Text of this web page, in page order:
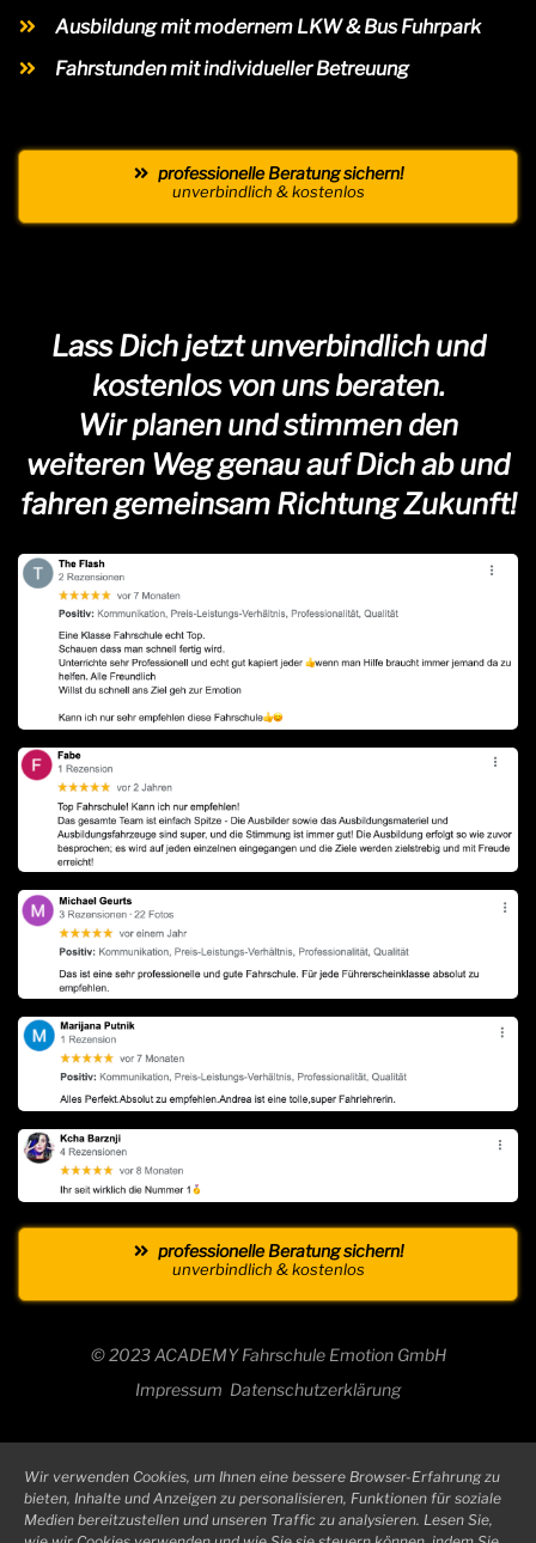
Ausbildung mit modernem LKW & Bus Fuhrpark
Fahrstunden mit individueller Betreuung
professionelle Beratung sichern!
unverbindlich & kostenlos
Lass Dich jetzt unverbindlich und
kostenlos von uns beraten.
Wir planen und stimmen den
weiteren Weg genau auf Dich ab und
fahren gemeinsam Richtung Zukunft!
professionelle Beratung sichern!
unverbindlich & kostenlos
© 2023 ACADEMY Fahrschule Emotion GmbH
Impressum Datenschutzerklärung
Wir verwenden Cookies, um Ihnen eine bessere Browser-Erfahrung zu
bieten, Inhalte und Anzeigen zu personalisieren, Funktionen für soziale
Medien bereitzustellen und unseren Traffic zu analysieren. Lesen Sie,